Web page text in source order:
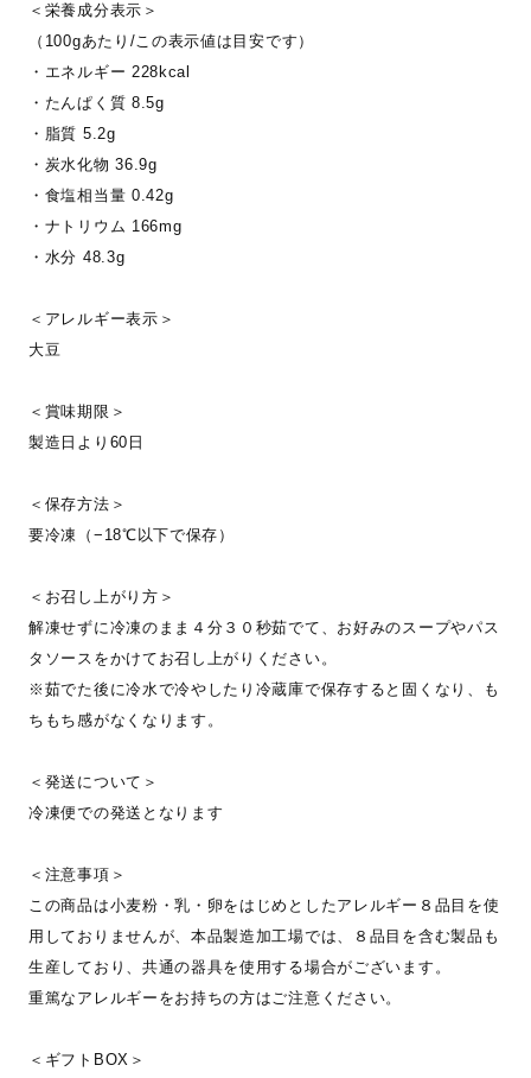
＜栄養成分表示＞
（100gあたり/この表示値は目安です）
・エネルギー 228kcal
・たんぱく質 8.5g
・脂質 5.2g
・炭水化物 36.9g
・食塩相当量 0.42g
・ナトリウム 166mg
・水分 48.3g
＜アレルギー表示＞
大豆
＜賞味期限＞
製造日より60日
＜保存方法＞
要冷凍（−18℃以下で保存）
＜お召し上がり方＞
解凍せずに冷凍のまま４分３０秒茹でて、お好みのスープやパス
タソースをかけてお召し上がりください。
※茹でた後に冷水で冷やしたり冷蔵庫で保存すると固くなり、も
ちもち感がなくなります。
＜発送について＞
冷凍便での発送となります
＜注意事項＞
この商品は小麦粉・乳・卵をはじめとしたアレルギー８品目を使
用しておりませんが、本品製造加工場では、８品目を含む製品も
生産しており、共通の器具を使用する場合がございます。
重篤なアレルギーをお持ちの方はご注意ください。
＜ギフトBOX＞